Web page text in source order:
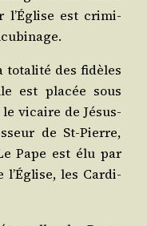
l’Église est cri­mi­
tota­li­té des fidèles
est pla­cée sous
vicaire de Jésus-
de St-Pierre,
Pape est élu par
l’Église, les Car­di­